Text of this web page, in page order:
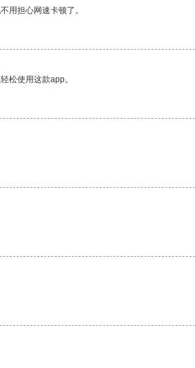
用担心网速卡顿了。
松使用这款app。